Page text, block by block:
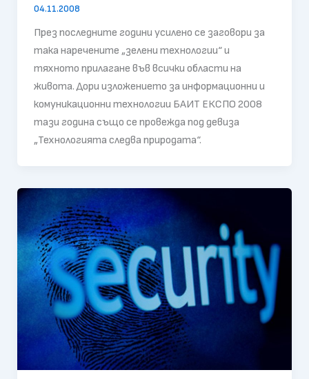
04.11.2008
През последните години усилено се заговори за
така наречените „зелени технологии“ и
тяхното прилагане във всички области на
живота. Дори изложението за информационни и
комуникационни технологии БАИТ ЕКСПО 2008
тази година също се провежда под девиза
„Технологията следва природата“.